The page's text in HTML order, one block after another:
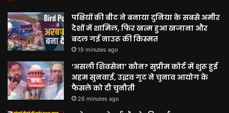
पक्षियों की बीट ने बनाया दुनिया के सबसे अमीर
देशों में शामिल, फिर खत्म हुआ खजाना और
बदल गई नाउरू की किस्मत
19 minutes ago
‘असली शिवसेना’ कौन? सुप्रीम कोर्ट में शुरू हुई
अहम सुनवाई, उद्धव गुट ने चुनाव आयोग के
फैसले को दी चुनौती
26 minutes ago